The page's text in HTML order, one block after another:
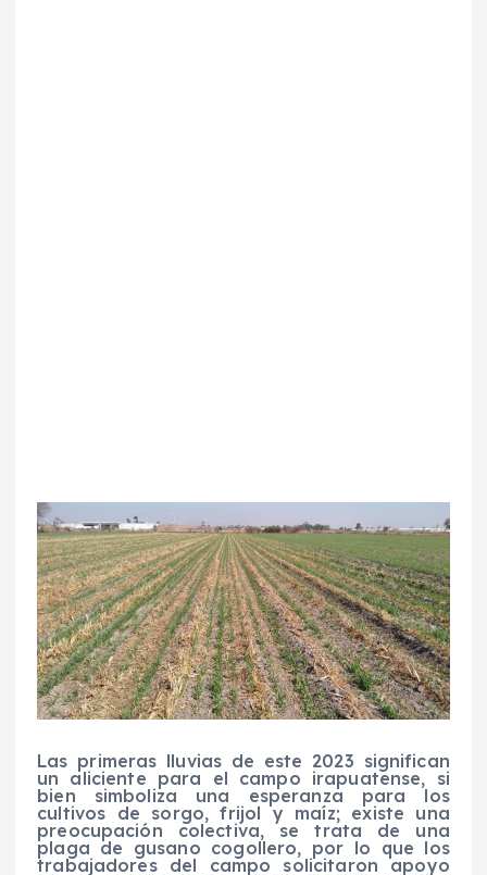
Las primeras lluvias de este 2023 significan
un aliciente para el campo irapuatense, si
bien simboliza una esperanza para los
cultivos de sorgo, frijol y maíz; existe una
preocupación colectiva, se trata de una
plaga de gusano cogollero, por lo que los
trabajadores del campo solicitaron apoyo